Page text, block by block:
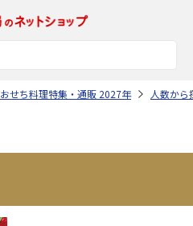
おせち料理特集・通販 2027年 人数から